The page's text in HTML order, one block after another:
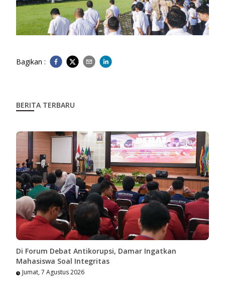
Bagikan :
BERITA TERBARU
Di Forum Debat Antikorupsi, Damar Ingatkan
Mahasiswa Soal Integritas
Jumat, 7 Agustus 2026